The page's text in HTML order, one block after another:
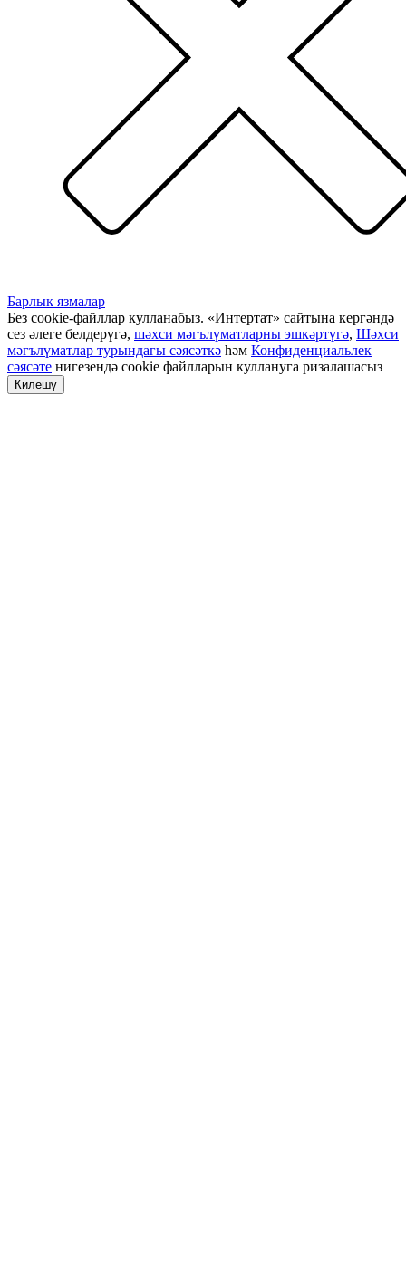
Барлык язмалар
Без cookie-файллар кулланабыз. «Интертат» сайтына кергәндә
сез әлеге белдерүгә, шәхси мәгълүматларны эшкәртүгә, Шәхси
мәгълүматлар турындагы сәясәткә һәм Конфиденциальлек
сәясәте нигезендә cookie файлларын куллануга ризалашасыз
Килешү